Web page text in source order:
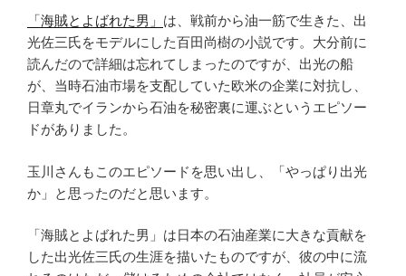
「海賊とよばれた男」 は、戦前から油一筋で生きた、出
光佐三氏をモデルにした百田尚樹の小説です。大分前に
読んだので詳細は忘れてしまったのですが、出光の船
が、当時石油市場を支配していた欧米の企業に対抗し、
日章丸でイランから石油を秘密裏に運ぶというエピソー
ドがありました。
玉川さんもこのエピソードを思い出し、「やっぱり出光
か」と思ったのだと思います。
「海賊とよばれた男」は日本の石油産業に大きな貢献を
した出光佐三氏の生涯を描いたものですが、彼の中に流